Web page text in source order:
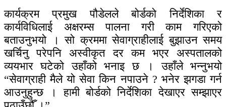
कार्यक्रम प्रमुख पौडेलले बोर्डको निर्देशिका र
कार्यविधिलाई अक्षरम्स पालना गरी काम गरिएको
बताउनुभयो । सो क्रममा सेवाग्राहीलाई बुझाउन समय
खर्चिनु परेपनि अस्वीकृत दर कम भएर अस्पतालको
व्ययभार घटेको उहाँको भनाइ छ । उहाँले भन्नुभयो
“सेवाग्राही मैले यो सेवा किन नपाउने ? भनेर झगडा गर्न
आउनुहुन्छ । हामी बोर्डको निर्देशिका देखाएर सम्झाएर